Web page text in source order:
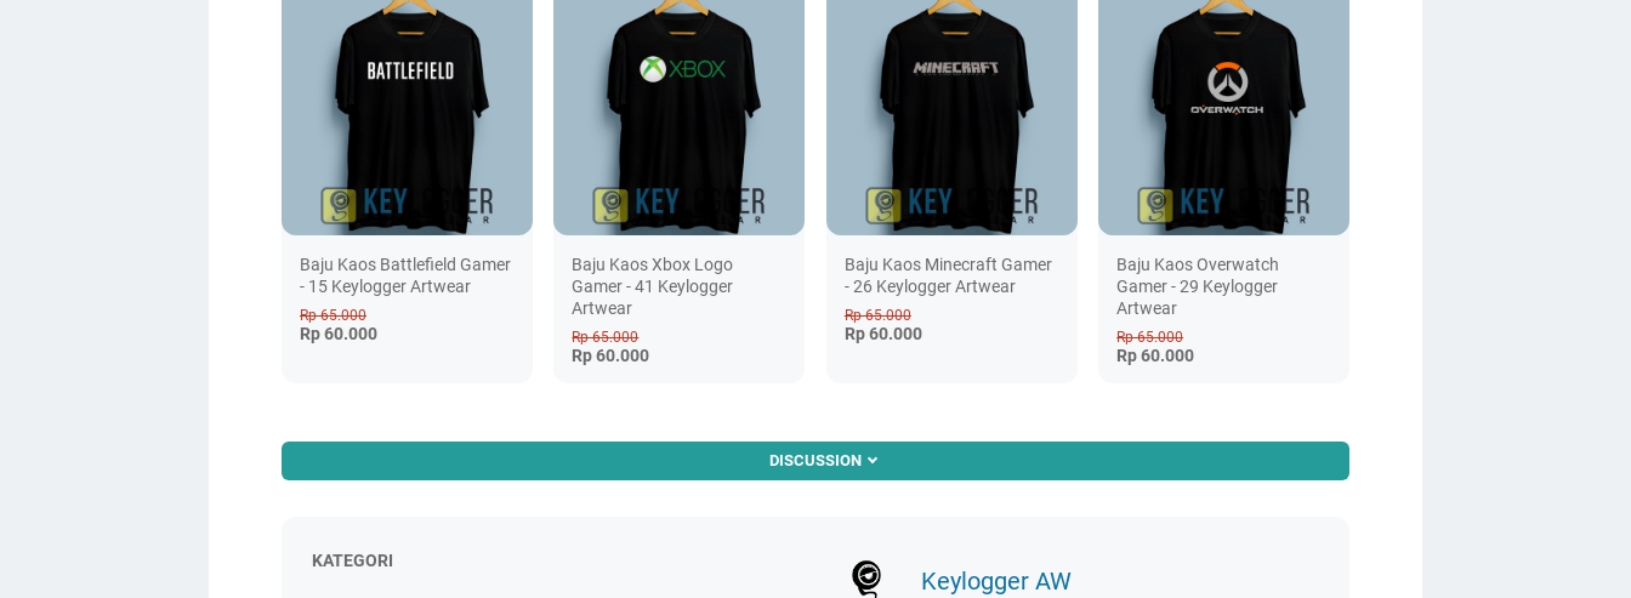
Baju Kaos Battlefield Gamer
- 15 Keylogger Artwear
Rp 65.000
Rp 60.000
Baju Kaos Xbox Logo
Gamer - 41 Keylogger
Artwear
Rp 65.000
Rp 60.000
Baju Kaos Minecraft Gamer
- 26 Keylogger Artwear
Rp 65.000
Rp 60.000
Baju Kaos Overwatch
Gamer - 29 Keylogger
Artwear
Rp 65.000
Rp 60.000
DISCUSSION
KATEGORI
Keylogger AW